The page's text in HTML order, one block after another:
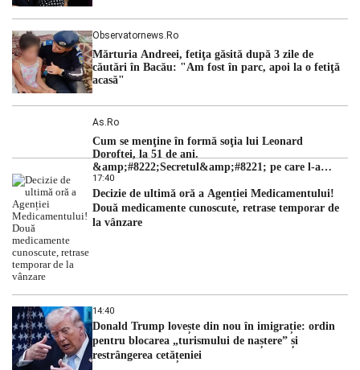
Observatornews.ro
Mărturia Andreei, fetiţa găsită după 3 zile de
căutări în Bacău: "Am fost în parc, apoi la o fetiţă
acasă"
As.ro
Cum se menţine în formă soţia lui Leonard
Doroftei, la 51 de ani.
&amp;#8222;Secretul&amp;#8221; pe care l-a
dezvăluit
17:40
Decizie de ultimă oră a Agenției Medicamentului!
Două medicamente cunoscute, retrase temporar de
la vânzare
14:40
Donald Trump lovește din nou în imigrație: ordin
pentru blocarea „turismului de naștere” și
restrângerea cetățeniei